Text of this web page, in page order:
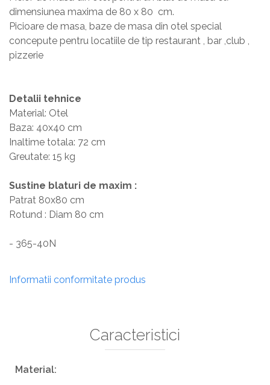
dimensiunea maxima de 80 x 80 cm.
Picioare de masa, baze de masa din otel special
concepute pentru locatiile de tip restaurant , bar ,club ,
pizzerie
Detalii tehnice
Material: Otel
Baza: 40x40 cm
Inaltime totala: 72 cm
Greutate: 15 kg
Sustine blaturi de maxim :
Patrat 80x80 cm
Rotund : Diam 80 cm
- 365-40N
Informatii conformitate produs
Caracteristici
Material: